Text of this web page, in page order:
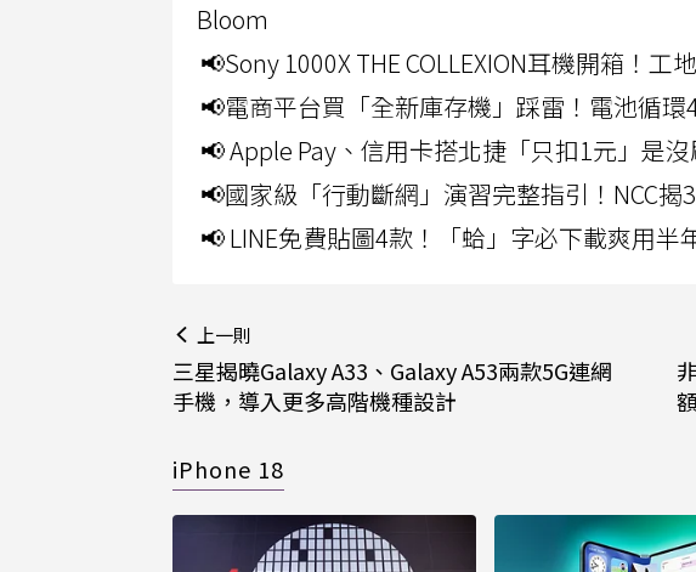
Bloom
📢Sony 1000X THE COLLEXION耳機開箱！
📢電商平台買「全新庫存機」踩雷！電池循
📢 Apple Pay、信用卡搭北捷「只扣1元」是
📢國家級「行動斷網」演習完整指引！NCC
📢 LINE免費貼圖4款！「蛤」字必下載爽用半
上一則
三星揭曉Galaxy A33、Galaxy A53兩款5G連網
手機，導入更多高階機種設計
iPhone 18